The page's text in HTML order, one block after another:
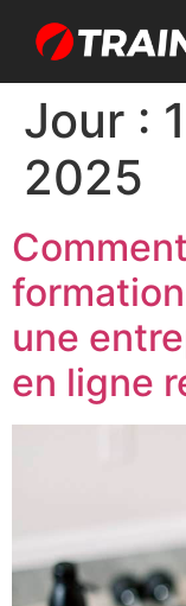
Jour :
2025
une
en ligne